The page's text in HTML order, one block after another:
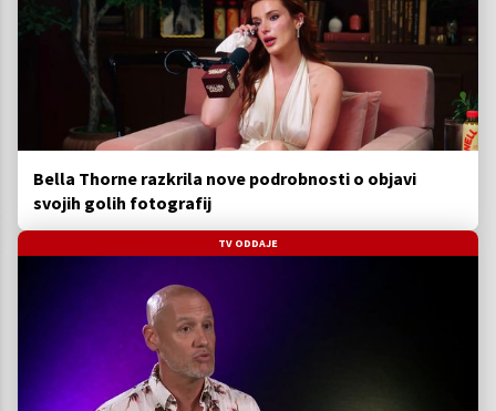
Bella Thorne razkrila nove podrobnosti o objavi
svojih golih fotografij
TV ODDAJE